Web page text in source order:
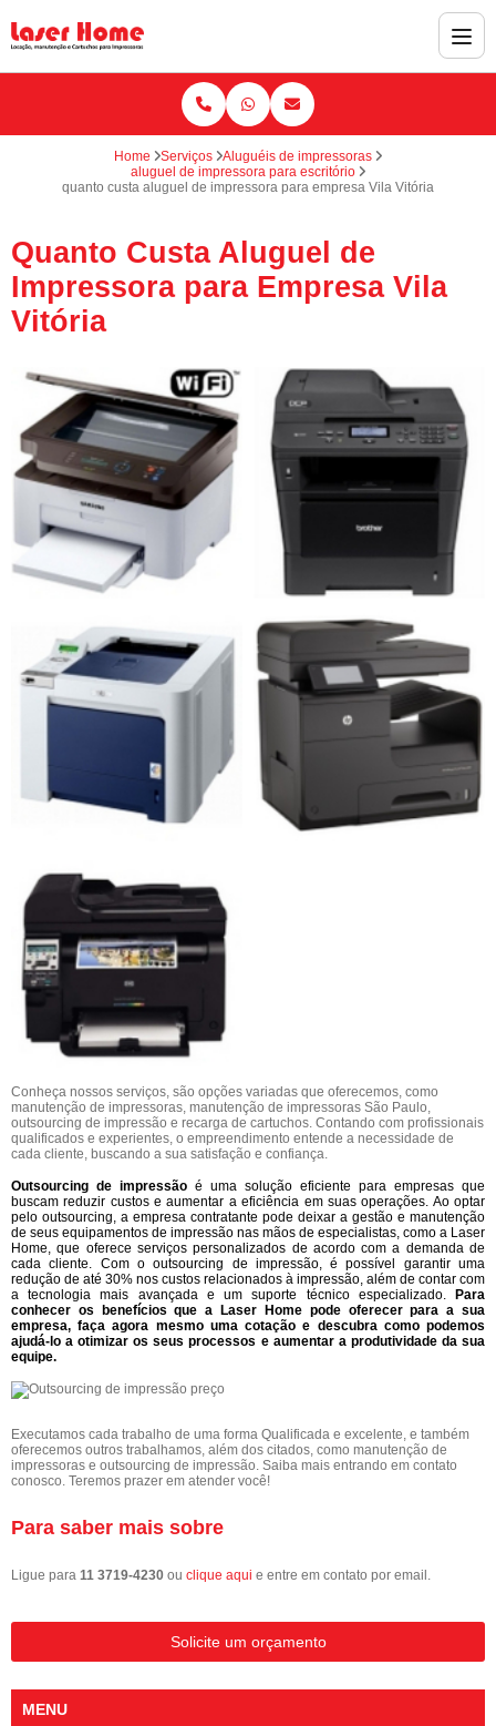
Home Serviços
Aluguéis de impressoras
aluguel de impressora para escritório
quanto custa aluguel de impressora para empresa Vila Vitória
Quanto Custa Aluguel de
Impressora para Empresa Vila
Vitória
Conheça nossos serviços, são opções variadas que oferecemos, como
manutenção de impressoras, manutenção de impressoras São Paulo,
outsourcing de impressão e recarga de cartuchos. Contando com profissionais
qualificados e experientes, o empreendimento entende a necessidade de
cada cliente, buscando a sua satisfação e confiança.
Outsourcing de impressão é uma solução eficiente para empresas que
buscam reduzir custos e aumentar a eficiência em suas operações. Ao optar
pelo outsourcing, a empresa contratante pode deixar a gestão e manutenção
de seus equipamentos de impressão nas mãos de especialistas, como a Laser
Home, que oferece serviços personalizados de acordo com a demanda de
cada cliente. Com o outsourcing de impressão, é possível garantir uma
redução de até 30% nos custos relacionados à impressão, além de contar com
a tecnologia mais avançada e um suporte técnico especializado. Para
conhecer os benefícios que a Laser Home pode oferecer para a sua
empresa, faça agora mesmo uma cotação e descubra como podemos
ajudá-lo a otimizar os seus processos e aumentar a produtividade da sua
equipe.
Executamos cada trabalho de uma forma Qualificada e excelente, e também
oferecemos outros trabalhamos, além dos citados, como manutenção de
impressoras e outsourcing de impressão. Saiba mais entrando em contato
conosco. Teremos prazer em atender você!
Para saber mais sobre
Ligue para 11 3719-4230 ou clique aqui e entre em contato por email.
Solicite um orçamento
MENU